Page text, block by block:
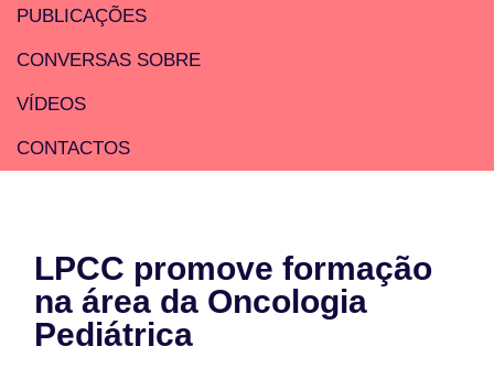
PUBLICAÇÕES
CONVERSAS SOBRE
VÍDEOS
CONTACTOS
LPCC promove formação
na área da Oncologia
Pediátrica